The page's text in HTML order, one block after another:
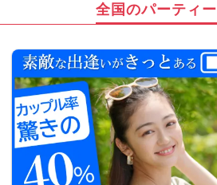
全国のパーティ